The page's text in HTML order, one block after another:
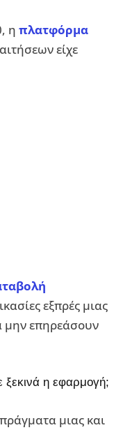
η πλατφόρμα
είχε
εξπρές μιας
μην επηρεάσουν
ξεκινά η εφαρμογή;
μιας και